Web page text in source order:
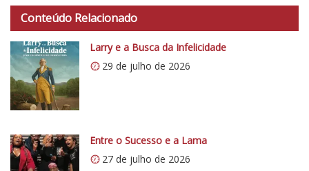
C
í
t
i
o
5
1
t
p
s
:
/
/
0
.
Conteúdo Relacionado
Larry e a Busca da Infelicidade
29 de julho de 2026
Entre o Sucesso e a Lama
27 de julho de 2026